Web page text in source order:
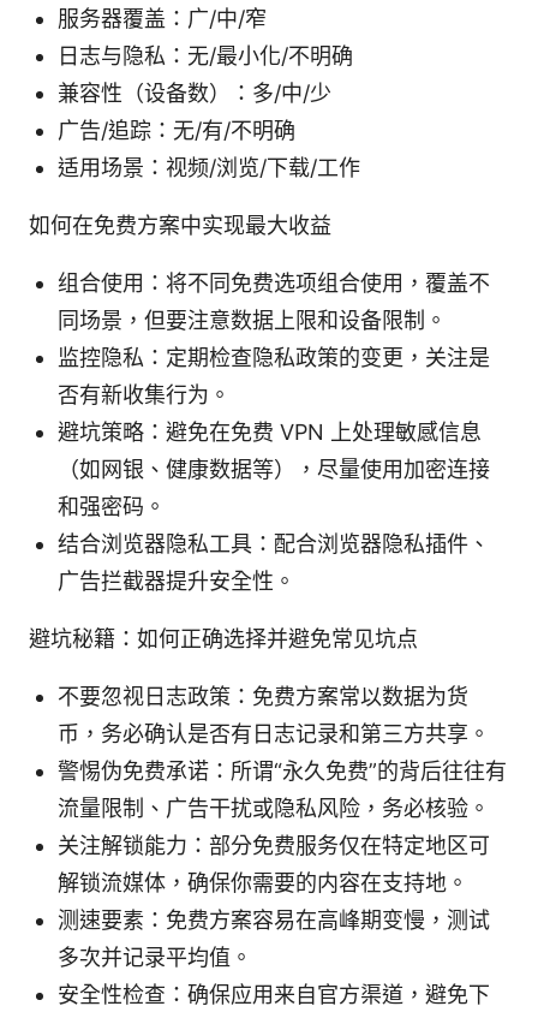
服务器覆盖：广/中/窄
日志与隐私：无/最小化/不明确
兼容性（设备数）：多/中/少
广告/追踪：无/有/不明确
适用场景：视频/浏览/下载/工作
如何在免费方案中实现最大收益
组合使用：将不同免费选项组合使用，覆盖不
同场景，但要注意数据上限和设备限制。
监控隐私：定期检查隐私政策的变更，关注是
否有新收集行为。
避坑策略：避免在免费 VPN 上处理敏感信息
（如网银、健康数据等），尽量使用加密连接
和强密码。
结合浏览器隐私工具：配合浏览器隐私插件、
广告拦截器提升安全性。
避坑秘籍：如何正确选择并避免常见坑点
不要忽视日志政策：免费方案常以数据为货
币，务必确认是否有日志记录和第三方共享。
警惕伪免费承诺：所谓“永久免费”的背后往往有
流量限制、广告干扰或隐私风险，务必核验。
关注解锁能力：部分免费服务仅在特定地区可
解锁流媒体，确保你需要的内容在支持地。
测速要素：免费方案容易在高峰期变慢，测试
多次并记录平均值。
安全性检查：确保应用来自官方渠道，避免下